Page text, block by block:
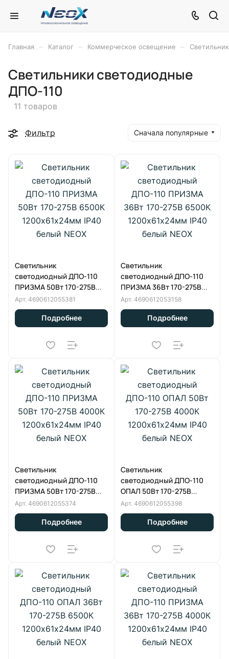
Главная Каталог Коммерческое освещение
Светильники светодиодные
ДПО-110
11 товаров
Фильтр Сначала популярные
Светильник
светодиодный ДПО-110
ПРИЗМА 50Вт 170-275В
6500К 1200х61х24мм IP40
белый NEOX
Арт. 4690612055381
Подробнее
Светильник
светодиодный ДПО-110
ПРИЗМА 36Вт 170-275В
6500К 1200х61х24мм IP40
белый NEOX
Арт. 4690612053158
Подробнее
Светильник
светодиодный ДПО-110
ПРИЗМА 50Вт 170-275В
4000К 1200х61х24мм IP40
белый NEOX
Арт. 4690612055374
Подробнее
Светильник
светодиодный ДПО-110
ОПАЛ 50Вт 170-275В
4000К 1200х61х24мм IP40
белый NEOX
Арт. 4690612055398
Подробнее